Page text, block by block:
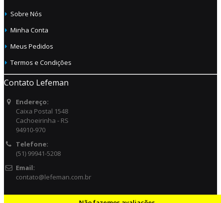
Sobre Nós
Minha Conta
Meus Pedidos
Termos e Condições
Contato Lefeman
Endereço:
Caixa Postal 1548
Cachoeirinha - RS
94910-970
Telefone:
(51) 99941-5208
Email:
contato@lefeman.com.br